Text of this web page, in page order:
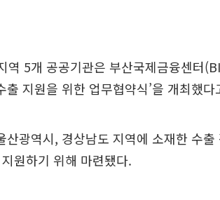
역 5개 공공기관은 부산국제금융센터
출 지원을 위한 업무협약식’을 개최했
광역시, 경상남도 지역에 소재한 수
원하기 위해 마련됐다.